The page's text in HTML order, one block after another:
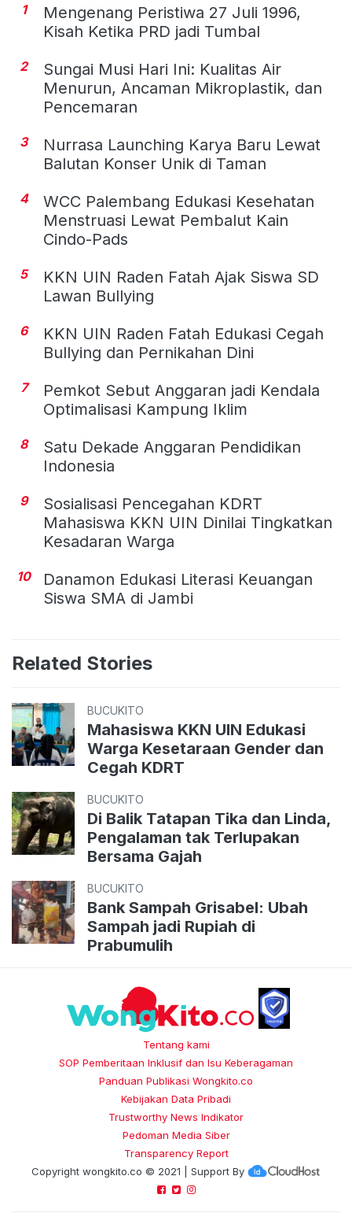
1
Mengenang Peristiwa 27 Juli 1996,
Kisah Ketika PRD jadi Tumbal
2
Sungai Musi Hari Ini: Kualitas Air
Menurun, Ancaman Mikroplastik, dan
Pencemaran
3
Nurrasa Launching Karya Baru Lewat
Balutan Konser Unik di Taman
4
WCC Palembang Edukasi Kesehatan
Menstruasi Lewat Pembalut Kain
Cindo-Pads
5
KKN UIN Raden Fatah Ajak Siswa SD
Lawan Bullying
6
KKN UIN Raden Fatah Edukasi Cegah
Bullying dan Pernikahan Dini
7
Pemkot Sebut Anggaran jadi Kendala
Optimalisasi Kampung Iklim
8
Satu Dekade Anggaran Pendidikan
Indonesia
9
Sosialisasi Pencegahan KDRT
Mahasiswa KKN UIN Dinilai Tingkatkan
Kesadaran Warga
10
Danamon Edukasi Literasi Keuangan
Siswa SMA di Jambi
Related Stories
BUCUKITO
Mahasiswa KKN UIN Edukasi
Warga Kesetaraan Gender dan
Cegah KDRT
BUCUKITO
Di Balik Tatapan Tika dan Linda,
Pengalaman tak Terlupakan
Bersama Gajah
BUCUKITO
Bank Sampah Grisabel: Ubah
Sampah jadi Rupiah di
Prabumulih
Tentang kami
SOP Pemberitaan Inklusif dan Isu Keberagaman
Panduan Publikasi Wongkito.co
Kebijakan Data Pribadi
Trustworthy News Indikator
Pedoman Media Siber
Transparency Report
Copyright wongkito.co © 2021 | Support By